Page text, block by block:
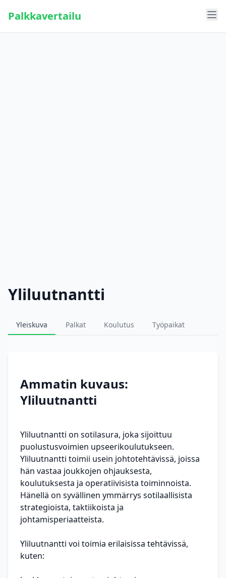
Palkkavertailu
Yliluutnantti
Yleiskuva Palkat Koulutus Työpaikat
Ammatin kuvaus:
Yliluutnantti
Yliluutnantti on sotilasura, joka sijoittuu
puolustusvoimien upseerikoulutukseen.
Yliluutnantti toimii usein johtotehtävissä, joissa
hän vastaa joukkojen ohjauksesta,
koulutuksesta ja operatiivisista toiminnoista.
Hänellä on syvällinen ymmärrys sotilaallisista
strategioista, taktiikoista ja
johtamisperiaatteista.
Yliluutnantti voi toimia erilaisissa tehtävissä,
kuten: